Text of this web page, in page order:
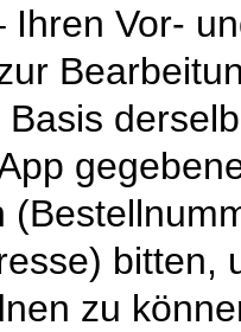
Ihren Vor-
bitten,
zu